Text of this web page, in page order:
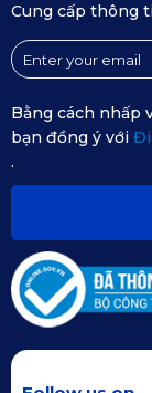
và phong cách.
KATA 360, giúp
Cung cấp thông
Bằng cách nhấp
bạn đồng ý với
.